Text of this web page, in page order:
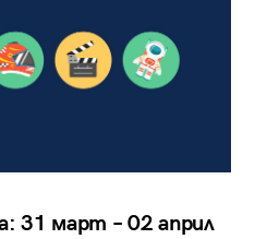
31 март – 02 април